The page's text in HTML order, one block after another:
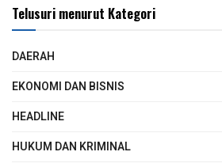
Telusuri menurut Kategori
DAERAH
EKONOMI DAN BISNIS
HEADLINE
HUKUM DAN KRIMINAL